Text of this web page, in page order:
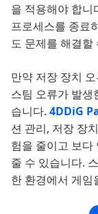
을 적용해야 합
프로세스를 종료
도 문제를 해결할
만약 저장 장치
스팀 오류가 발생
습니다. 4DDiG
션 관리, 저장 장
험을 줄이고 보다
줄 수 있습니다.
한 환경에서 게임